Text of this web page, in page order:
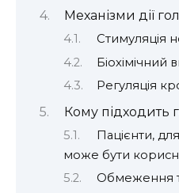
Механізми дії
Стимуляція
Біохімічний
Регуляція
Кому підходить
Пацієнти,
може бути
Обмеження